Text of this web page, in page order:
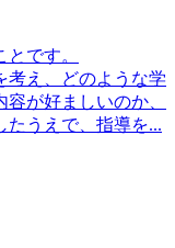
です。
考え、どのような学
が好ましいのか、
たうえで、指導を...